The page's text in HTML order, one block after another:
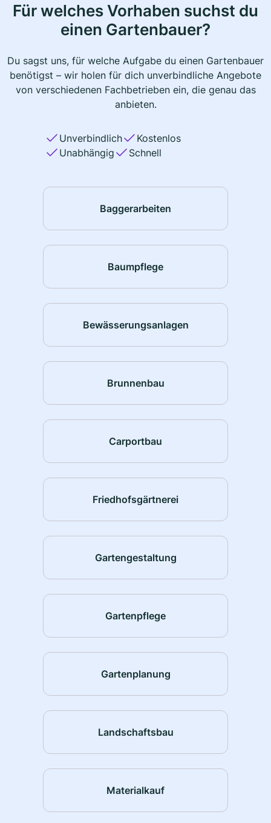
Für welches Vorhaben suchst du
einen Gartenbauer?
Du sagst uns, für welche Aufgabe du einen Gartenbauer
benötigst – wir holen für dich unverbindliche Angebote
von verschiedenen Fachbetrieben ein, die genau das
anbieten.
Unverbindlich
Kostenlos
Unabhängig
Schnell
Baggerarbeiten
Baumpflege
Bewässerungsanlagen
Brunnenbau
Carportbau
Friedhofsgärtnerei
Gartengestaltung
Gartenpflege
Gartenplanung
Landschaftsbau
Materialkauf